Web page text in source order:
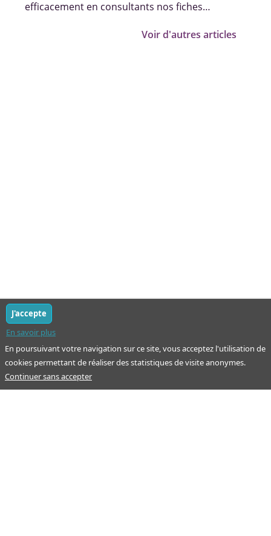
efficacement en consultants nos fiches
Voir d'autres articles
En poursuivant votre navigation sur ce site, vous acceptez l'utilisation de
cookies permettant de réaliser des statistiques de visite anonymes.
En savoir plus
J'accepte
Continuer sans accepter